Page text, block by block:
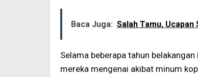
Baca Juga: Salah Tamu,
Selama beberapa tahun
mereka mengenai akibat minum